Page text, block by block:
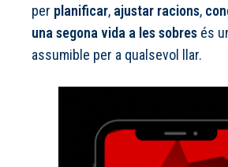
per planificar, ajustar racions,
una segona vida a les sobres és
assumible per a qualsevol llar.